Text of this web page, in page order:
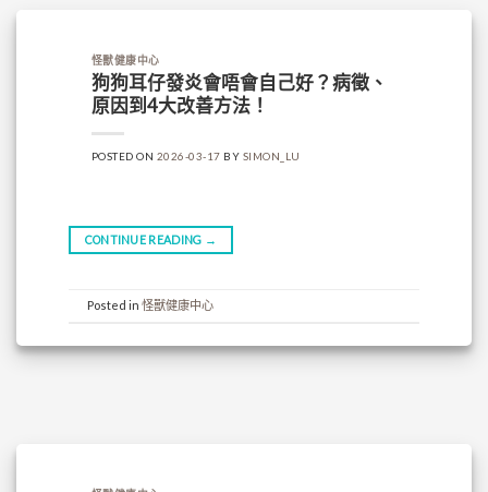
怪獸健康中心
狗狗耳仔發炎會唔會自己好？病徵、
原因到4大改善方法！
POSTED ON 2026-03-17 BY SIMON_LU
CONTINUE READING →
Posted in 怪獸健康中心